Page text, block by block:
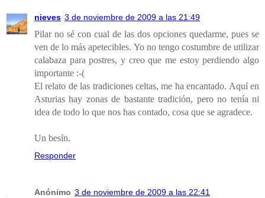
nieves 3 de noviembre de 2009 a las 21:49
Pilar no sé con cual de las dos opciones quedarme, pues se
ven de lo más apetecibles. Yo no tengo costumbre de utilizar
calabaza para postres, y creo que me estoy perdiendo algo
importante :-(
El relato de las tradiciones celtas, me ha encantado. Aquí en
Asturias hay zonas de bastante tradición, pero no tenía ni
idea de todo lo que nos has contado, cosa que se agradece.
Un besín.
Responder
Anónimo 3 de noviembre de 2009 a las 22:41